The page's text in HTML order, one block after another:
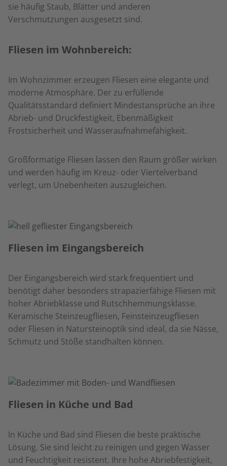
sie häufig Staub, Blätter und anderen
Verschmutzungen ausgesetzt sind.
Fliesen im Wohnbereich:
Im Wohnzimmer erzeugen Fliesen eine elegante und
moderne Atmosphäre. Der zu erfüllende
Qualitätsstandard definiert Mindestansprüche an ihre
Abrieb- und Druckfestigkeit, Ebenmäßigkeit
Frostsicherheit und Wasseraufnahmefähigkeit.
Großformatige Fliesen lassen den Raum größer wirken
und werden häufig im Kreuz- oder Viertelverband
verlegt, um Unebenheiten auszugleichen.
Fliesen im Eingangsbereich
Der Eingangsbereich wird stark frequentiert und
benötigt daher besonders strapazierfähige Fliesen mit
hoher Abriebklasse und Rutschhemmungsklasse.
Keramische Steinzeugfliesen, Feinsteinzeugfliesen
oder Fliesen in Natursteinoptik sind ideal, da sie Nässe,
Schmutz und Stöße standhalten können.
Fliesen in Küche und Bad
In Küche und Bad sind Fliesen die beste praktische
Lösung. Sie sind leicht zu reinigen und gegen Wasser
und Feuchtigkeit resistent. Ihre hohe Abriebfestigkeit,